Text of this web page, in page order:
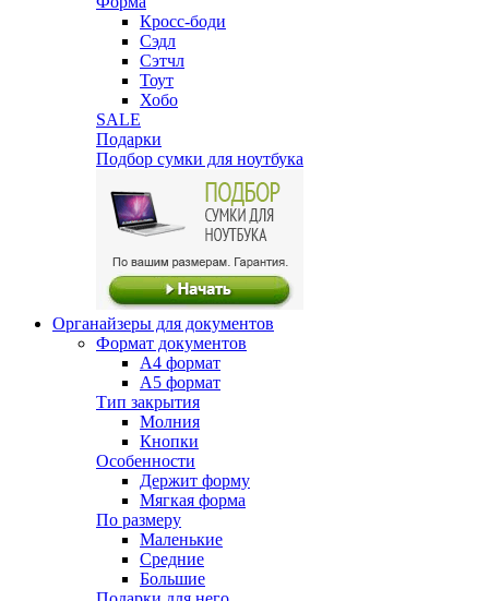
Кросс-боди
Сэдл
Сэтчл
Тоут
Хобо
SALE
Подарки
Подбор сумки для ноутбука
Органайзеры для документов
Формат документов
А4 формат
А5 формат
Тип закрытия
Молния
Кнопки
Особенности
Держит форму
Мягкая форма
По размеру
Маленькие
Средние
Большие